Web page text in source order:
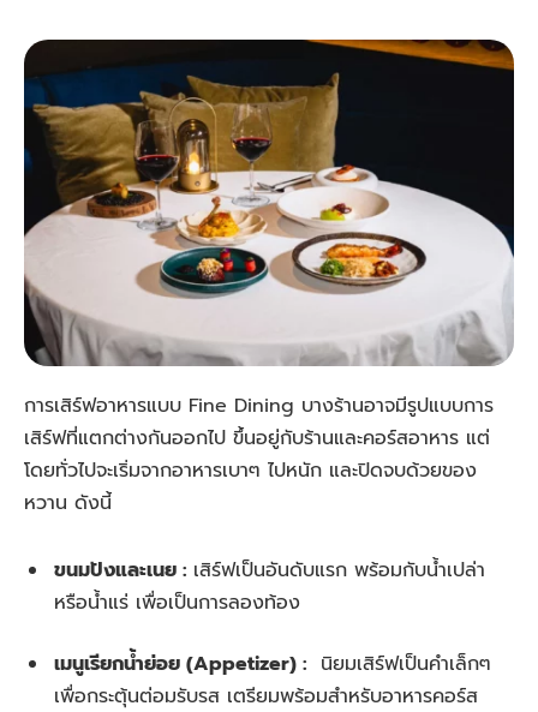
การเสิร์ฟอาหารแบบ Fine Dining บางร้านอาจมีรูปแบบการ
เสิร์ฟที่แตกต่างกันออกไป ขึ้นอยู่กับร้านและคอร์สอาหาร แต่
โดยทั่วไปจะเริ่มจากอาหารเบาๆ ไปหนัก และปิดจบด้วยของ
หวาน ดังนี้
ขนมปังและเนย : เสิร์ฟเป็นอันดับแรก พร้อมกับน้ำเปล่า
หรือน้ำแร่ เพื่อเป็นการลองท้อง
เมนูเรียกน้ำย่อย (Appetizer) : นิยมเสิร์ฟเป็นคำเล็กๆ
เพื่อกระตุ้นต่อมรับรส เตรียมพร้อมสำหรับอาหารคอร์ส